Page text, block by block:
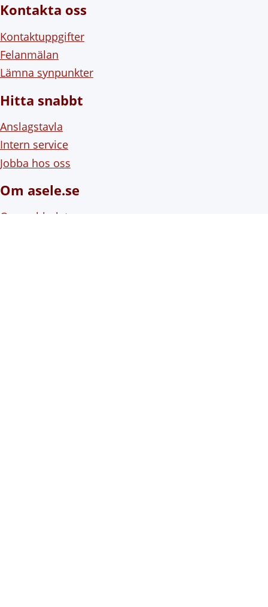
Kontakta oss
Kontaktuppgifter
Felanmälan
Lämna synpunkter
Hitta snabbt
Anslagstavla
Intern service
Jobba hos oss
Om asele.se
Om webbplatsen